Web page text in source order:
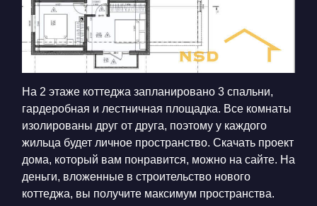
На 2 этаже коттеджа запланировано 3 спальни,
гардеробная и лестничная площадка. Все комнаты
изолированы друг от друга, поэтому у каждого
жильца будет личное пространство. Скачать проект
дома, который вам понравится, можно на сайте. На
деньги, вложенные в строительство нового
коттеджа, вы получите максимум пространства.